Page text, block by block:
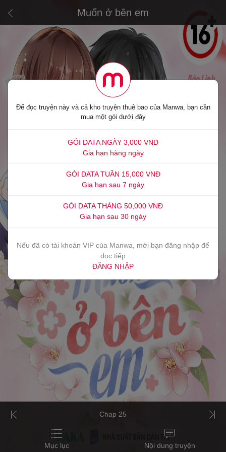
Muốn ở bên em
Chap 25
Mục lục Nội dung truyện
Để đọc truyện này và cả kho truyện thuê bao của Manwa, bạn cần
mua một gói dưới đây
GÓI DATA NGÀY 3,000 VNĐ
Gia hạn hàng ngày
GÓI DATA TUẦN 15,000 VNĐ
Gia hạn sau 7 ngày
GÓI DATA THÁNG 50,000 VNĐ
Gia hạn sau 30 ngày
Nếu đã có tài khoản VIP của Manwa, mời bạn đăng nhập để
đọc tiếp
ĐĂNG NHẬP